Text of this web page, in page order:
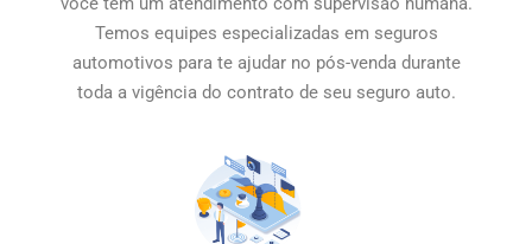
Temos equipes especializadas em seguros
automotivos para te ajudar no pós-venda durante
toda a vigência do contrato de seu seguro auto.